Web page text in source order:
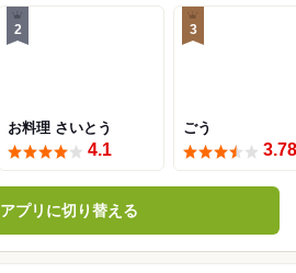
2
お料理 さいとう
4.1
3
ごう
3.78
アプリに切り替える